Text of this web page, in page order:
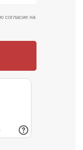
согласие на